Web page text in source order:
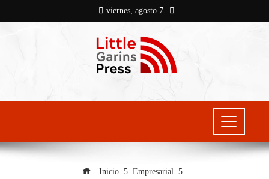
viernes, agosto 7
Inicio
Empresarial